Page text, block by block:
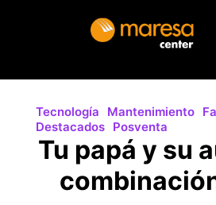
Tecnología Mantenimiento
Destacados Posventa
Tu papá y su